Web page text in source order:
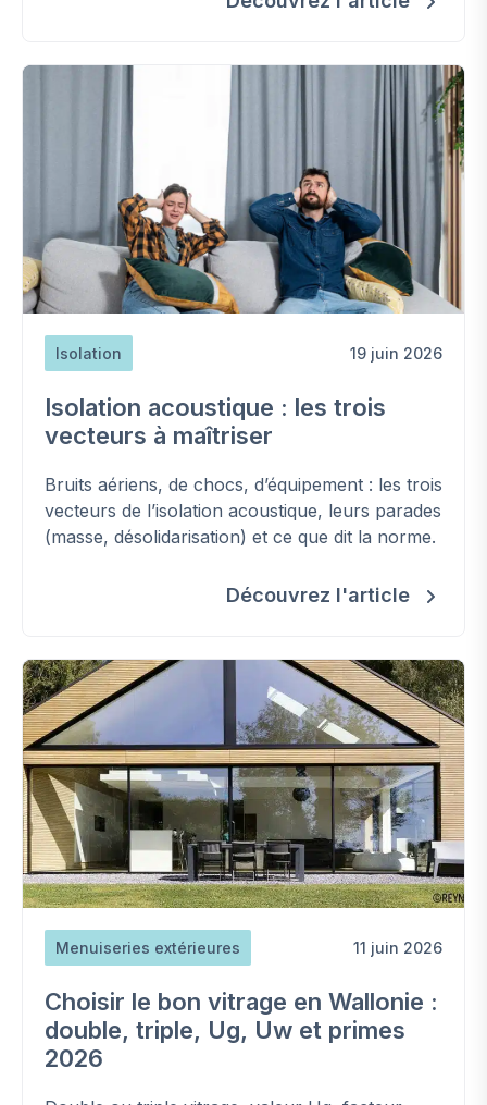
Isolation 19 juin 2026
Isolation acoustique : les trois
vecteurs à maîtriser
Bruits aériens, de chocs, d’équipement : les trois
vecteurs de l’isolation acoustique, leurs parades
(masse, désolidarisation) et ce que dit la norme.
Découvrez l'article
Menuiseries extérieures 11 juin 2026
Choisir le bon vitrage en Wallonie :
double, triple, Ug, Uw et primes
2026